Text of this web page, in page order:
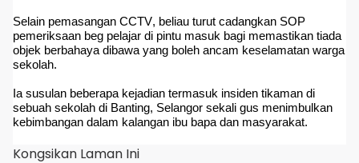
Selain pemasangan CCTV, beliau turut cadangkan SOP
pemeriksaan beg pelajar di pintu masuk bagi memastikan tiada
objek berbahaya dibawa yang boleh ancam keselamatan warga
sekolah.
Ia susulan beberapa kejadian termasuk insiden tikaman di
sebuah sekolah di Banting, Selangor sekali gus menimbulkan
kebimbangan dalam kalangan ibu bapa dan masyarakat.
Kongsikan Laman Ini